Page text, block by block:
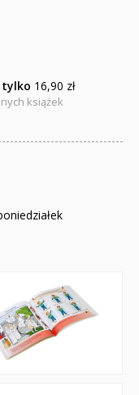
tylko 16,90 zł
książek